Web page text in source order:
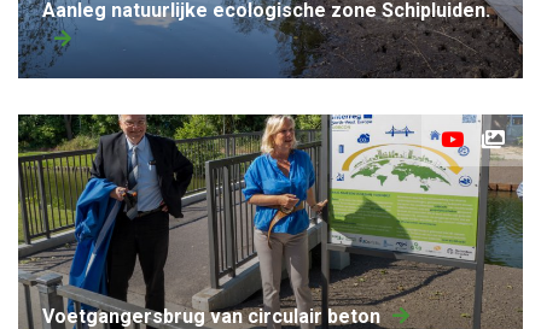
Aanleg natuurlijke ecologische zone Schipluiden.
Voetgangersbrug van circulair beton